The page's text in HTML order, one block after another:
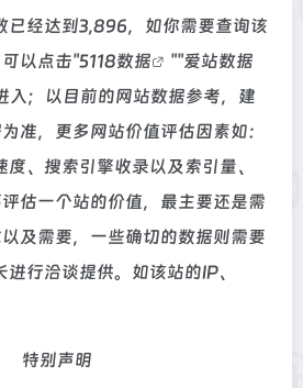
已经达到3,896，如你需要查询该
以点击"5118数据 ""爱站数据
入；以目前的网站数据参考，建
准，更多网站价值评估因素如：
、搜索引擎收录以及索引量、
估一个站的价值，最主要还是需
及需要，一些确切的数据则需要
行洽谈提供。如该站的IP、
特别声明